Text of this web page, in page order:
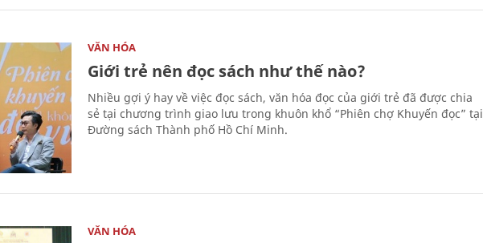
VĂN HÓA
Giới trẻ nên đọc sách như thế nào?
Nhiều gợi ý hay về việc đọc sách, văn hóa đọc của giới trẻ đã được chia
sẻ tại chương trình giao lưu trong khuôn khổ “Phiên chợ Khuyến đọc” tại
Đường sách Thành phố Hồ Chí Minh.
VĂN HÓA